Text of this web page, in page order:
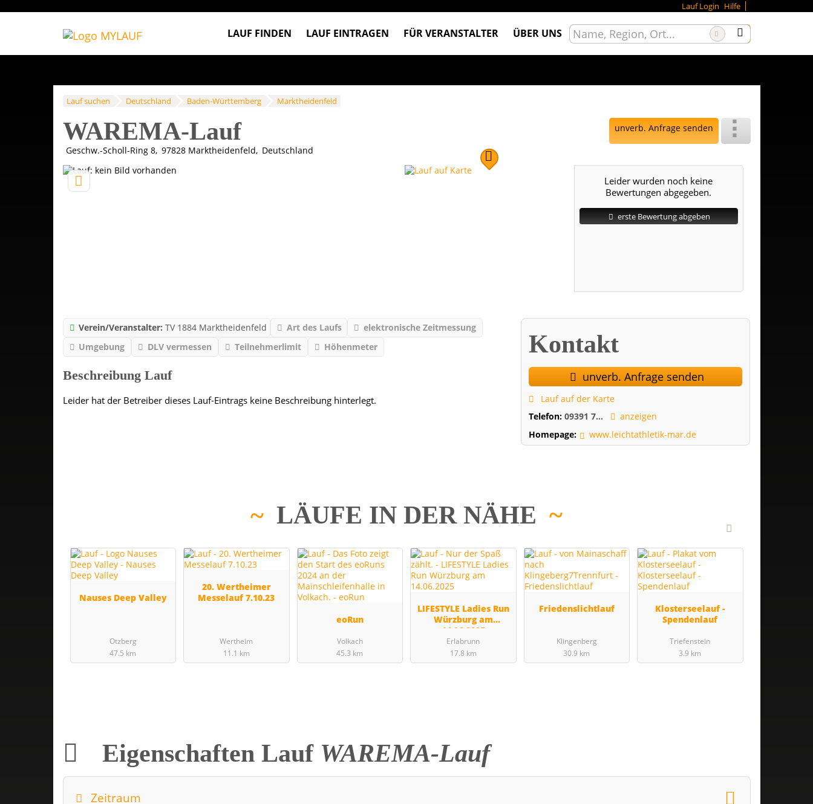
Lauf Login Hilfe
LAUF FINDEN LAUF EINTRAGEN FÜR VERANSTALTER ÜBER UNS
Lauf suchen Deutschland Baden-Württemberg Marktheidenfeld
WAREMA-Lauf
Geschw.-Scholl-Ring 8 97828 Marktheidenfeld Deutschland
unverb. Anfrage senden
Leider wurden noch keine
Bewertungen abgegeben.
erste Bewertung abgeben
Verein/Veranstalter: TV 1884 Marktheidenfeld Art des Laufs
elektronische Zeitmessung
Umgebung
DLV vermessen Teilnehmerlimit Höhenmeter
Beschreibung Lauf
Leider hat der Betreiber dieses Lauf-Eintrags keine Beschreibung hinterlegt.
Kontakt
unverb. Anfrage senden
Lauf auf der Karte
Telefon:09391 7...
anzeigen
Homepage:
www.leichtathletik-mar.de
LÄUFE IN DER NÄHE
Nauses Deep Valley
Otzberg
47.5 km
20. Wertheimer
Messelauf 7.10.23
Wertheim
11.1 km
eoRun
Volkach
45.3 km
LIFESTYLE Ladies Run
Würzburg am
14.06.2025
Erlabrunn
17.8 km
Friedenslichtlauf
Klingenberg
30.9 km
Klosterseelauf -
Spendenlauf
Triefenstein
3.9 km
Eigenschaften Lauf WAREMA-Lauf
Zeitraum